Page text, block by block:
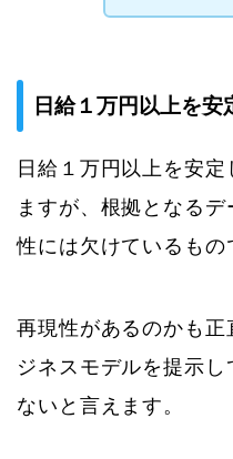
日給１万円以上を安
日給１万円以上を安
ますが、根拠となる
性には欠けているもの
再現性があるのかも
ジネスモデルを提示
ないと言えます。